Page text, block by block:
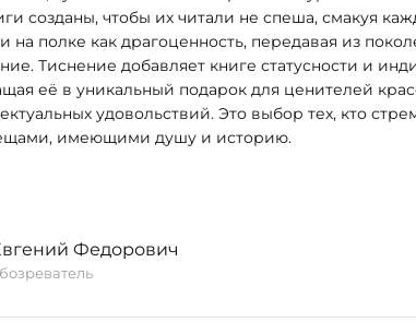
созданы, чтобы их читали не спеша, смакуя
на полке как драгоценность, передавая из
Тиснение добавляет книге статусности и
её в уникальный подарок для ценителей
удовольствий. Это выбор тех, кто
имеющими душу и историю.
Федорович